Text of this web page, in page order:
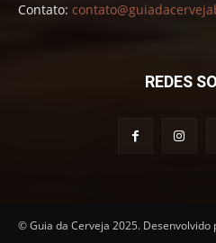
Contato:
REDES
© Guia da Cerveja 2025. Desenvolvido